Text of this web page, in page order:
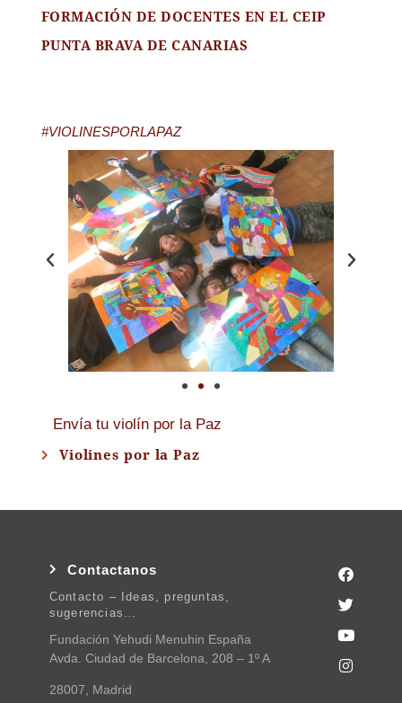
FORMACIÓN DE DOCENTES EN EL CEIP
PUNTA BRAVA DE CANARIAS
#VIOLINESPORLAPAZ
Envía tu violín por la Paz
Violines por la Paz
Contactanos
Contacto – Ideas, preguntas,
sugerencias…
Fundación Yehudi Menuhin España
Avda. Ciudad de Barcelona, 208 – 1º A
28007, Madrid